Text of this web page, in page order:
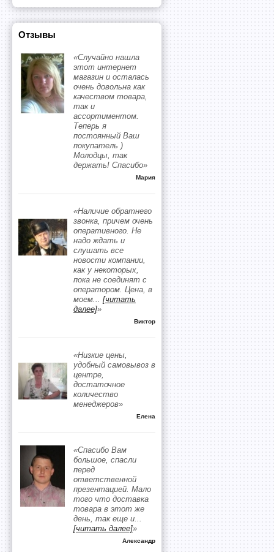
Отзывы
«Случайно нашла
этот интернет
магазин и осталась
очень довольна как
качеством товара,
так и
ассортиментом.
Теперь я
постоянный Ваш
покупатель )
Молодцы, так
держать! Спасибо»
Мария
«Наличие обратнего
звонка, причем очень
оперативного. Не
надо ждать и
слушать все
новости компании,
как у некоторых,
пока не соединят с
оператором. Цена, в
моем... [читать
далее]»
Виктор
«Низкие цены,
удобный самовывоз в
центре,
достаточное
количество
менеджеров»
Елена
«Спасибо Вам
большое, спасли
перед
ответственной
презентацией. Мало
того что доставка
товара в этот же
день, так еще и...
[читать далее]»
Александр